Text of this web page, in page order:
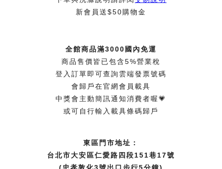
新會員送$50購物金
全館商品滿3000國內免運
商品售價皆已包含5%營業稅
登入訂單即可查詢雲端發票號碼
會歸戶在官網會員載具
中獎會主動簡訊通知消費者喔💗
或可自行輸入載具條碼歸戶
東區門市地址：
台北市大安區仁愛路四段151巷17號